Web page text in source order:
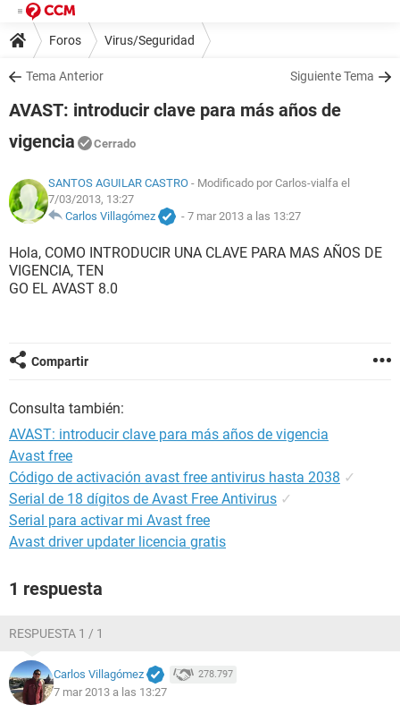
Foros Virus/Seguridad
Tema Anterior Siguiente Tema
AVAST: introducir clave para más años de
vigencia
Cerrado
SANTOS AGUILAR CASTRO - Modificado por Carlos-vialfa el
7/03/2013, 13:27
Carlos Villagómez
-7 mar 2013 a las 13:27
Hola, COMO INTRODUCIR UNA CLAVE PARA MAS AÑOS DE
VIGENCIA, TEN
GO EL AVAST 8.0
Compartir
Consulta también:
AVAST: introducir clave para más años de vigencia
Avast free
Código de activación avast free antivirus hasta 2038 ✓
Serial de 18 dígitos de Avast Free Antivirus ✓
Serial para activar mi Avast free
Avast driver updater licencia gratis
1 respuesta
RESPUESTA 1 / 1
Carlos Villagómez 278.797
7 mar 2013 a las 13:27